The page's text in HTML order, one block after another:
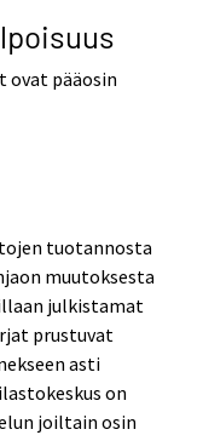
ovat pääosin
tuotannosta
muutoksesta
julkistamat
prustuvat
asti
on
joiltain osin